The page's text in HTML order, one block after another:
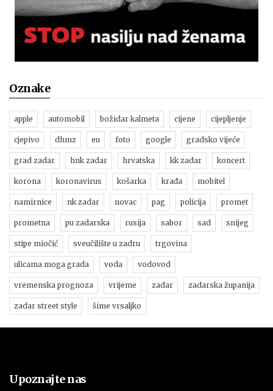
Oznake
apple automobil božidar kalmeta cijene cijepljenje
cjepivo dhmz eu foto google gradsko vijeće
grad zadar hnk zadar hrvatska kk zadar koncert
korona koronavirus košarka krađa mobitel
namirnice nk zadar novac pag policija promet
prometna pu zadarska rusija sabor sad snijeg
stipe miočić sveučilište u zadru trgovina
ulicama moga grada voda vodovod
vremenska prognoza vrijeme zadar zadarska županija
zadar street style šime vrsaljko
Upoznajte nas